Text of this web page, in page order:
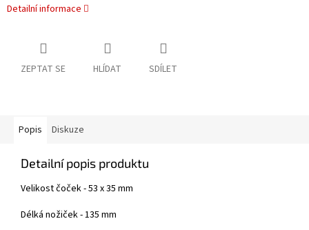
Detailní informace
ZEPTAT SE HLÍDAT SDÍLET
Popis Diskuze
Detailní popis produktu
Velikost čoček - 53 x 35 mm
Délká nožiček - 135 mm